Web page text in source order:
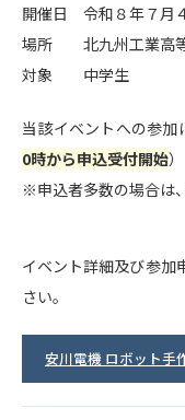
開催日 令和８年７月４
場所 北九州工業高
対象 中学生
当該イベントへの参
0時から申込受付開始）
※申込者多数の場合は
イベント詳細及び参加
さい。
安川電機 ロボット手